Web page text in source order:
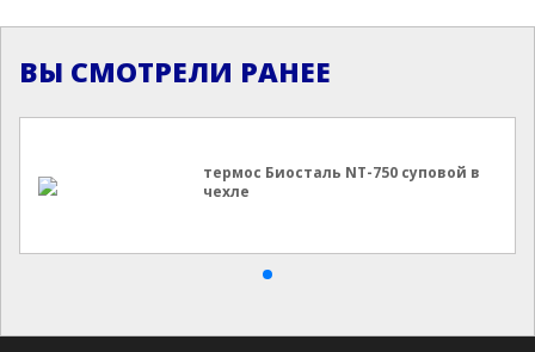
ВЫ СМОТРЕЛИ РАНЕЕ
термос Биосталь NT-750 суповой в
чехле